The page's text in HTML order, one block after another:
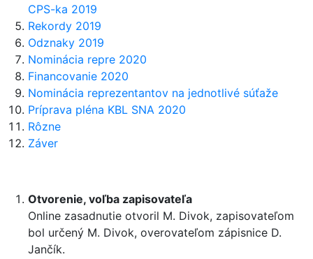
CPS-ka 2019
Rekordy 2019
Odznaky 2019
Nominácia repre 2020
Financovanie 2020
Nominácia reprezentantov na jednotlivé súťaže
Príprava pléna KBL SNA 2020
Rôzne
Záver
Otvorenie, voľba zapisovateľa
Online zasadnutie otvoril M. Divok, zapisovateľom
bol určený M. Divok, overovateľom zápisnice D.
Jančík.